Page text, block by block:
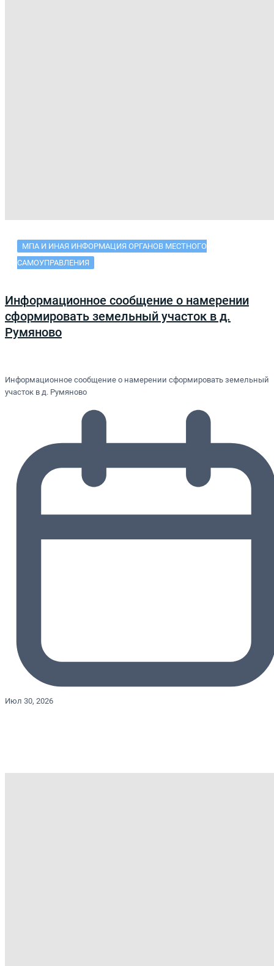
МПА И ИНАЯ ИНФОРМАЦИЯ ОРГАНОВ МЕСТНОГО
САМОУПРАВЛЕНИЯ
Информационное сообщение о намерении
сформировать земельный участок в д.
Румяново
Информационное сообщение о намерении сформировать земельный
участок в д. Румяново
Июл 30, 2026